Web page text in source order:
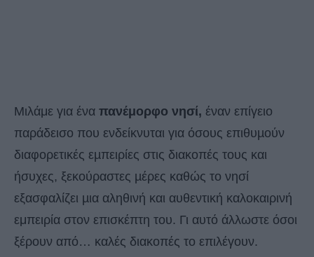
Μιλάμε για ένα πανέμορφο νησί, έναν επίγειο
παράδεισο που ενδείκνυται για όσους επιθυµούν
διαφορετικές εµπειρίες στις διακοπές τους και
ήσυχες, ξεκούραστες µέρες καθώς το νησί
εξασφαλίζει µια αληθινή και αυθεντική καλοκαιρινή
εμπειρία στον επισκέπτη του. Γι αυτό άλλωστε όσοι
ξέρουν από… καλές διακοπές το επιλέγουν.